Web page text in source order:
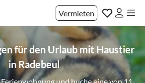
Vermieten
für den Urlaub mit Haustier
in Radebeul